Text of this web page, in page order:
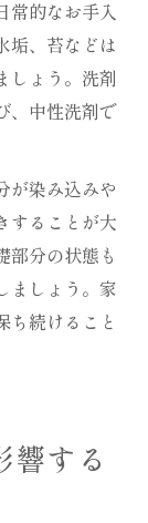
常的なお手入
垢、苔などは
しょう。洗剤
、中性洗剤で
が染み込みや
することが大
部分の状態も
ましょう。家
ち続けること
響する